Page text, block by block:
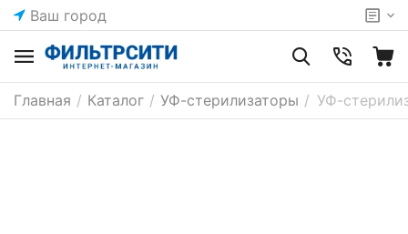
Ваш город
Главная / Каталог / УФ-стерилизаторы / УФ-